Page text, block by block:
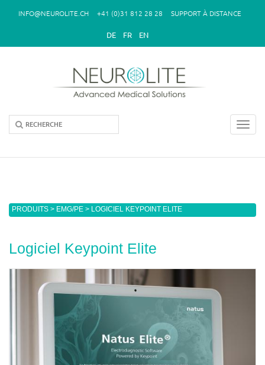
INFO@NEUROLITE.CH +41 (0)31 812 28 28 SUPPORT À DISTANCE
DE FR EN
Vous êtes ici
PRODUITS > EMG/PE > LOGICIEL KEYPOINT ELITE
Logiciel Keypoint Elite